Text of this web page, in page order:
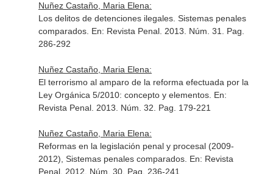
Nuñez Castaño, Maria Elena:
Los delitos de detenciones ilegales. Sistemas penales
comparados. En: Revista Penal. 2013. Núm. 31. Pag.
286-292
Nuñez Castaño, Maria Elena:
El terrorismo al amparo de la reforma efectuada por la
Ley Orgánica 5/2010: concepto y elementos. En:
Revista Penal. 2013. Núm. 32. Pag. 179-221
Nuñez Castaño, Maria Elena:
Reformas en la legislación penal y procesal (2009-
2012), Sistemas penales comparados. En: Revista
Penal. 2012. Núm. 30. Pag. 236-241